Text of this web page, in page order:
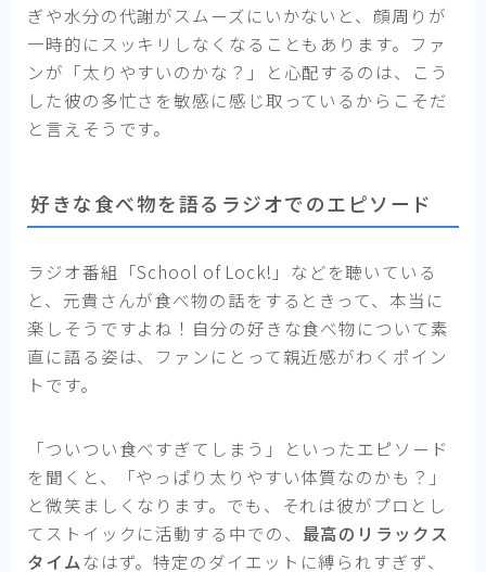
ぎや水分の代謝がスムーズにいかないと、顔周りが
一時的にスッキリしなくなることもあります。ファ
ンが「太りやすいのかな？」と心配するのは、こう
した彼の多忙さを敏感に感じ取っているからこそだ
と言えそうです。
好きな食べ物を語るラジオでのエピソード
ラジオ番組「School of Lock!」などを聴いている
と、元貴さんが食べ物の話をするときって、本当に
楽しそうですよね！自分の好きな食べ物について素
直に語る姿は、ファンにとって親近感がわくポイン
トです。
「ついつい食べすぎてしまう」といったエピソード
を聞くと、「やっぱり太りやすい体質なのかも？」
と微笑ましくなります。でも、それは彼がプロとし
てストイックに活動する中での、 最高のリラックス
タイムなはず。特定のダイエットに縛られすぎず、